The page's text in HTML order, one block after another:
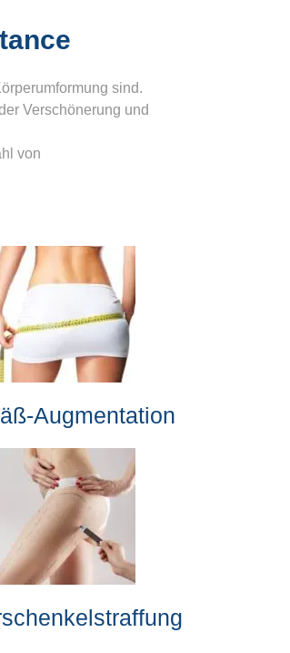
sind.
Verschönerung und
von
Augmentation